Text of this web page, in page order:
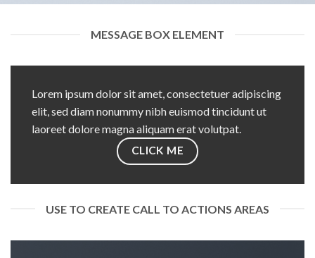
MESSAGE BOX ELEMENT
Lorem ipsum dolor sit amet, consectetuer adipiscing
elit, sed diam nonummy nibh euismod tincidunt ut
laoreet dolore magna aliquam erat volutpat.
CLICK ME
USE TO CREATE CALL TO ACTIONS AREAS